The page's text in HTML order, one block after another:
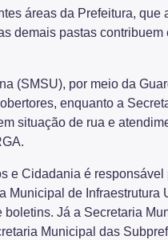
áreas da Prefeitura, que
demais pastas
(SMSU), por meio da
enquanto a
situação de rua e
e Cidadania é
Municipal de Infraestrutura
Já a Secretaria
Municipal das